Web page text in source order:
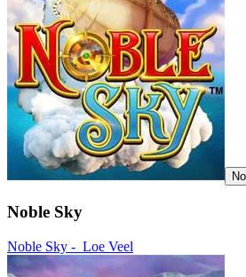
Noble Sky
Noble Sky - Loe Veel